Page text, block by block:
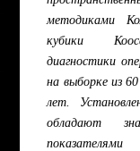
методиками
кубики
диагностики
на выборке из
лет.
обладают